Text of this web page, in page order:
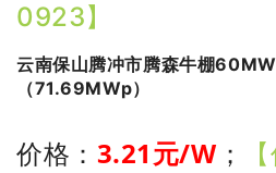
0923】
云南保山腾冲市腾森牛棚
（71.69MWp）
价格： 3.21元/W ；